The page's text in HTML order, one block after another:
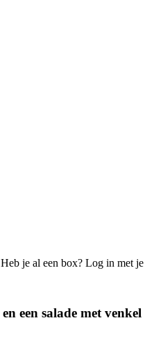
je al een box? Log in met je
een salade met venkel